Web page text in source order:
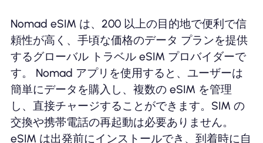
Nomad eSIM は、200 以上の目的地で便利で信
頼性が高く、手頃な価格のデータ プランを提供
するグローバル トラベル eSIM プロバイダーで
す。 Nomad アプリを使用すると、ユーザーは
簡単にデータを購入し、複数の eSIM を管理
し、直接チャージすることができます。SIM の
交換や携帯電話の再起動は必要ありません。
eSIM は出発前にインストールでき、到着時に自